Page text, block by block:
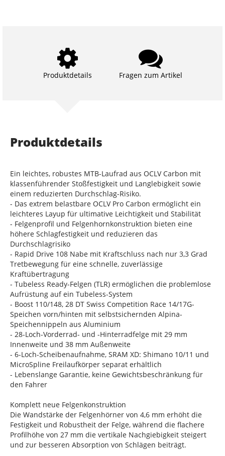
Produktdetails Fragen zum Artikel
Produktdetails
Ein leichtes, robustes MTB-Laufrad aus OCLV Carbon mit
klassenführender Stoßfestigkeit und Langlebigkeit sowie
einem reduzierten Durchschlag-Risiko.
- Das extrem belastbare OCLV Pro Carbon ermöglicht ein
leichteres Layup für ultimative Leichtigkeit und Stabilität
- Felgenprofil und Felgenhornkonstruktion bieten eine
höhere Schlagfestigkeit und reduzieren das
Durchschlagrisiko
- Rapid Drive 108 Nabe mit Kraftschluss nach nur 3,3 Grad
Tretbewegung für eine schnelle, zuverlässige
Kraftübertragung
- Tubeless Ready-Felgen (TLR) ermöglichen die problemlose
Aufrüstung auf ein Tubeless-System
- Boost 110/148, 28 DT Swiss Competition Race 14/17G-
Speichen vorn/hinten mit selbstsichernden Alpina-
Speichennippeln aus Aluminium
- 28-Loch-Vorderrad- und -Hinterradfelge mit 29 mm
Innenweite und 38 mm Außenweite
- 6-Loch-Scheibenaufnahme, SRAM XD: Shimano 10/11 und
MicroSpline Freilaufkörper separat erhältlich
- Lebenslange Garantie, keine Gewichtsbeschränkung für
den Fahrer
Komplett neue Felgenkonstruktion
Die Wandstärke der Felgenhörner von 4,6 mm erhöht die
Festigkeit und Robustheit der Felge, während die flachere
Profilhöhe von 27 mm die vertikale Nachgiebigkeit steigert
und zur besseren Absorption von Schlägen beiträgt.